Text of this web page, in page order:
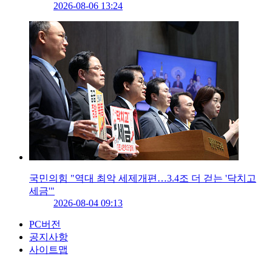
2026-08-06 13:24
국민의힘 "역대 최악 세제개편…3.4조 더 걷는 '닥치고
세금'"
2026-08-04 09:13
PC버전
공지사항
사이트맵